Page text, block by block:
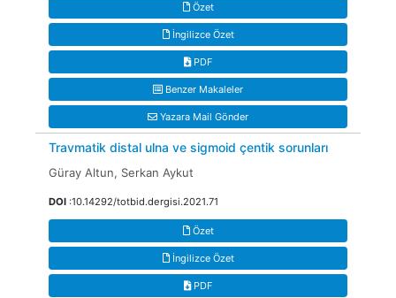
Özet
İngilizce Özet
PDF
Benzer Makaleler
Yazara Mail Gönder
Travmatik distal ulna ve sigmoid çentik sorunları
Güray Altun, Serkan Aykut
DOI :10.14292/totbid.dergisi.2021.71
Özet
İngilizce Özet
PDF